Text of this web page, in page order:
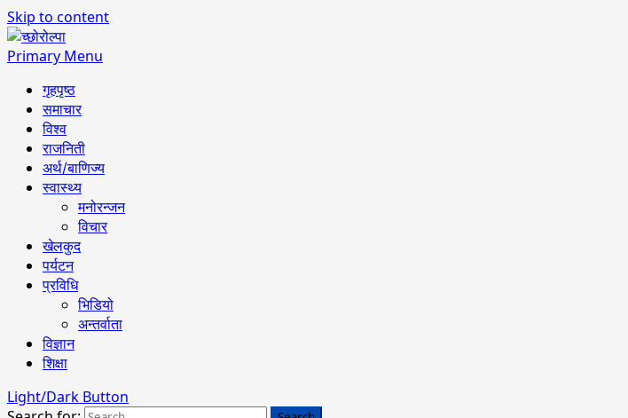
Skip to content
Primary Menu
गृहपृष्ठ
समाचार
विश्व
राजनिती
अर्थ/बाणिज्य
स्वास्थ्य
मनोरन्जन
विचार
खेलकुद
पर्यटन
प्रविधि
भिडियो
अन्तर्वाता
विज्ञान
शिक्षा
Light/Dark Button